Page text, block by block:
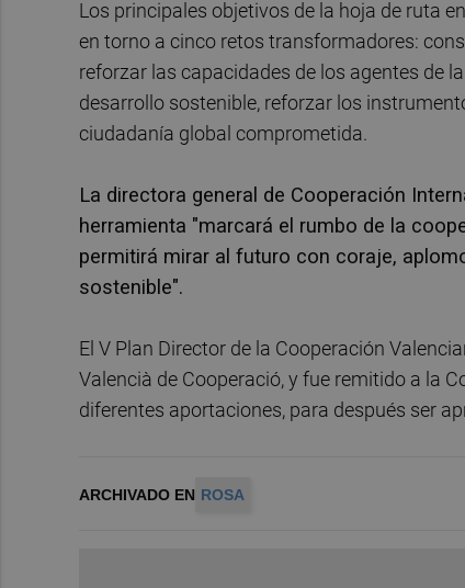
Los principales objetivos de la hoja de ruta
en torno a cinco retos transformadores:
reforzar las capacidades de los agentes de
desarrollo sostenible, reforzar los
ciudadanía global comprometida.
La directora general de Cooperación
herramienta "marcará el rumbo de la
permitirá mirar al futuro con coraje,
sostenible".
El V Plan Director de la Cooperación
Valencià de Cooperació, y fue remitido a la
diferentes aportaciones, para después ser
ARCHIVADO EN ROSA